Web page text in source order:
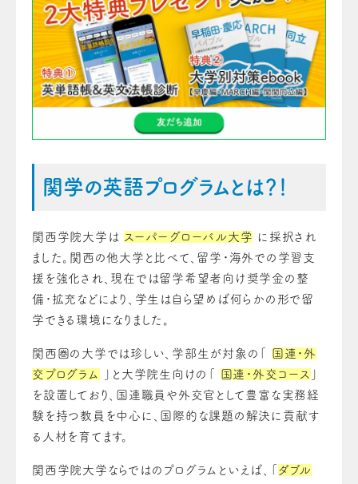
関学の英語プログラムとは？！
関西学院大学は スーパーグローバル大学 に採択され
ました。関西の他大学と比べて、留学・海外での学習支
援を強化され、現在では留学希望者向け奨学金の整
備・拡充などにより、学生は自ら望めば何らかの形で留
学できる環境になりました。
関西圏の大学では珍しい、学部生が対象の「 国連・外
交プログラム
」と大学院生向けの「 国連・外交コース
を設置しており、国連職員や外交官として豊富な実務経
験を持つ教員を中心に、国際的な課題の解決に貢献す
る人材を育てます。
関西学院大学ならではのプログラムといえば、「 ダブル